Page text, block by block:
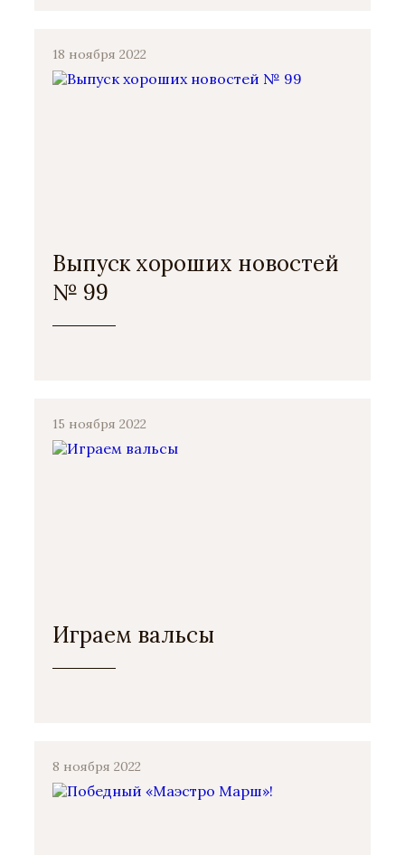
18 ноября 2022
Выпуск хороших новостей
№ 99
15 ноября 2022
Играем вальсы
8 ноября 2022